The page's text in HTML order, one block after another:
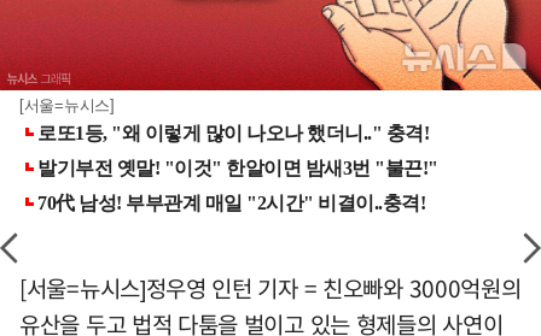
[서울=뉴시스]
[서울=뉴시스]정우영 인턴 기자 = 친오빠와 3000억원의
유산을 두고 법적 다툼을 벌이고 있는 형제들의 사연이